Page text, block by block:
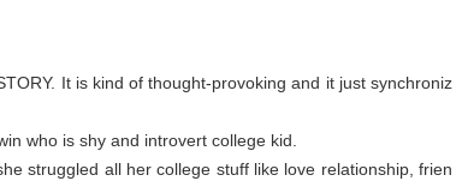
It is kind of thought-provoking and it just synchroniz
who is shy and introvert college kid.
struggled all her college stuff like love relationship, frien